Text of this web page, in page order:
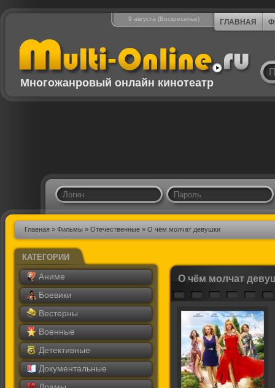
9 августа (Воскресенье) ГЛАВНАЯ
Многожанровый онлайн кинотеатр
Главная » Фильмы » Отечественные » О чём молчат девушки
КАТЕГОРИИ
Аниме
Боевики
Вестерны
Военные
Детективные
Документальные
О чём молчат